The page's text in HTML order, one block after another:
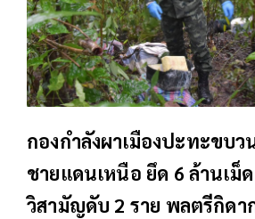
กองกำลังผาเมืองปะทะขบ
ชายแดนเหนือ ยึด 6 ล้านเม็
วิสามัญดับ 2 ราย พลตรีกิดา